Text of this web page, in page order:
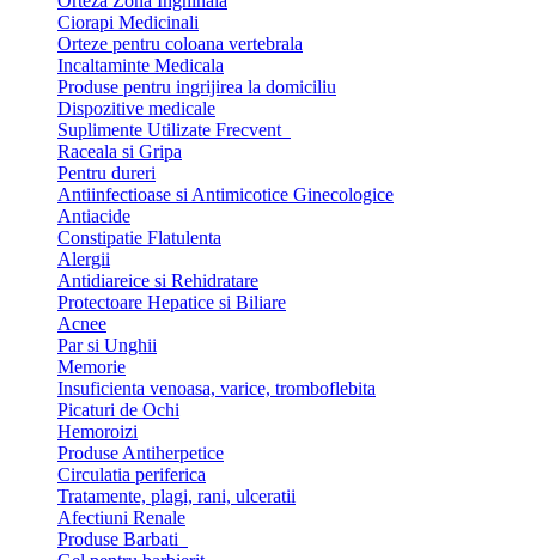
Ciorapi Medicinali
Orteze pentru coloana vertebrala
Incaltaminte Medicala
Produse pentru ingrijirea la domiciliu
Dispozitive medicale
Suplimente Utilizate Frecvent
Raceala si Gripa
Pentru dureri
Antiinfectioase si Antimicotice Ginecologice
Antiacide
Constipatie Flatulenta
Alergii
Antidiareice si Rehidratare
Protectoare Hepatice si Biliare
Acnee
Par si Unghii
Memorie
Insuficienta venoasa, varice, tromboflebita
Picaturi de Ochi
Hemoroizi
Produse Antiherpetice
Circulatia periferica
Tratamente, plagi, rani, ulceratii
Afectiuni Renale
Produse Barbati